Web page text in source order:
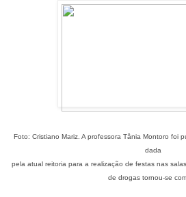
Foto: Cristiano Mariz. A professora Tânia Montoro foi
dada
pela atual reitoria para a realização de festas nas
de drogas tornou-se